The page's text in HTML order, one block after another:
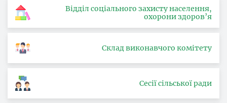
Відділ соціального захисту населення,
охорони здоров’я
Склад виконавчого комітету
Сесії сільської ради